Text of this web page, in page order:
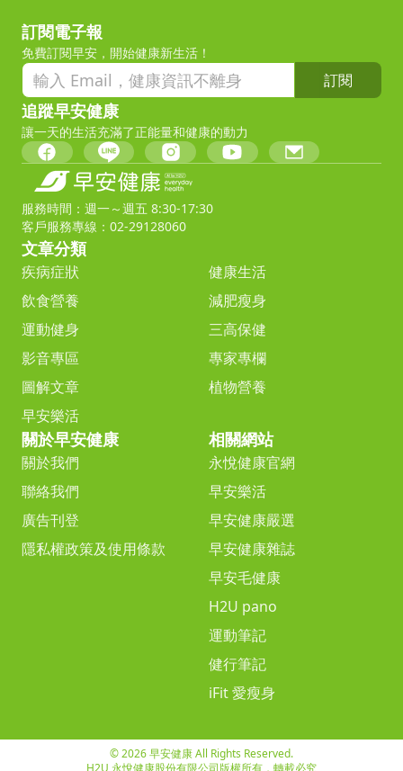
訂閱電子報
免費訂閱早安，開始健康新生活！
訂閱
追蹤早安健康
讓一天的生活充滿了正能量和健康的動力
服務時間：週一～週五 8:30-17:30
客戶服務專線：02-29128060
文章分類
疾病症狀
健康生活
飲食營養
減肥瘦身
運動健身
三高保健
影音專區
專家專欄
圖解文章
植物營養
早安樂活
關於早安健康
關於我們
聯絡我們
廣告刊登
隱私權政策及使用條款
相關網站
永悅健康官網
早安樂活
早安健康嚴選
早安健康雜誌
早安毛健康
H2U pano
運動筆記
健行筆記
iFit 愛瘦身
© 2026 早安健康 All Rights Reserved.
H2U 永悅健康股份有限公司版權所有，轉載必究